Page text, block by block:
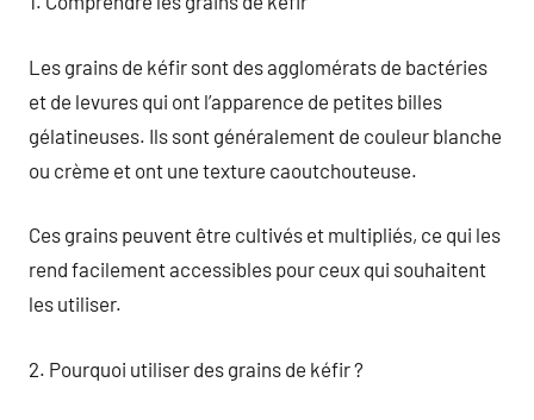
Les grains de kéfir sont des agglomérats de bactéries
et de levures qui ont l’apparence de petites billes
gélatineuses. Ils sont généralement de couleur blanche
ou crème et ont une texture caoutchouteuse.
Ces grains peuvent être cultivés et multipliés, ce qui les
rend facilement accessibles pour ceux qui souhaitent
les utiliser.
2. Pourquoi utiliser des grains de kéfir ?